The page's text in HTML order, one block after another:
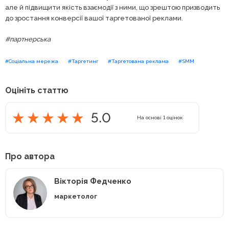
але й підвищити якість взаємодії з ними, що зрештою призводить
до зростання конверсії вашої таргетованої реклами.
#партнерська
#Соціальна мережа #Таргетинг #Таргетована реклама #SMM
Оцініть статтю
5.0 На основі 1 оцінок
Про автора
Вікторія Федченко
маркетолог